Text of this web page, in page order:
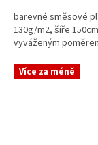
barevné směsové
130g/m2, šíře
vyváženým
Více za méně